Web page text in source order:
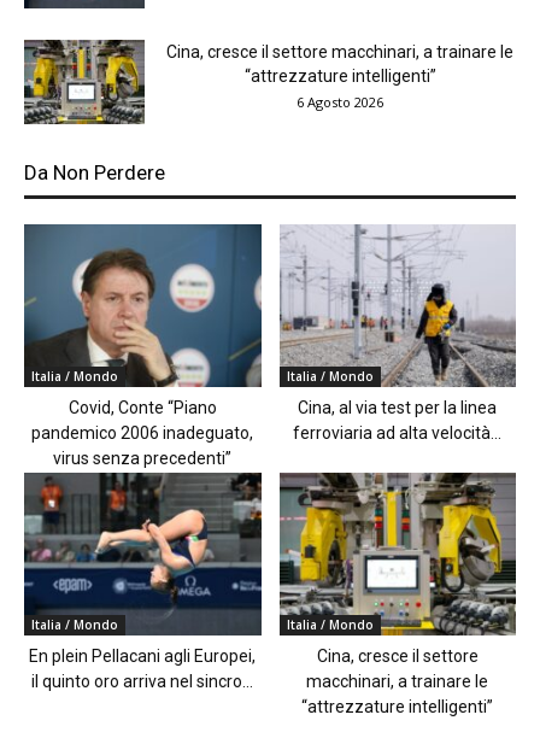
Cina, cresce il settore macchinari, a trainare le
“attrezzature intelligenti”
6 Agosto 2026
Da Non Perdere
Italia / Mondo
Covid, Conte “Piano
pandemico 2006 inadeguato,
virus senza precedenti”
Italia / Mondo
Cina, al via test per la linea
ferroviaria ad alta velocità...
Italia / Mondo
En plein Pellacani agli Europei,
il quinto oro arriva nel sincro...
Italia / Mondo
Cina, cresce il settore
macchinari, a trainare le
“attrezzature intelligenti”